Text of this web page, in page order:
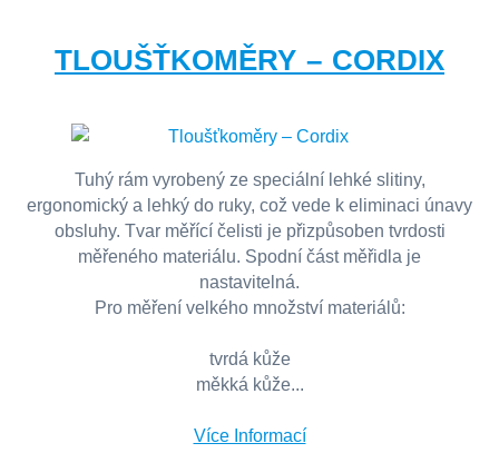
TLOUŠŤKOMĚRY – CORDIX
Tuhý rám vyrobený ze speciální lehké slitiny,
ergonomický a lehký do ruky, což vede k eliminaci únavy
obsluhy. Tvar měřící čelisti je přizpůsoben tvrdosti
měřeného materiálu. Spodní část měřidla je
nastavitelná.
Pro měření velkého množství materiálů:
tvrdá kůže
měkká kůže...
Více Informací